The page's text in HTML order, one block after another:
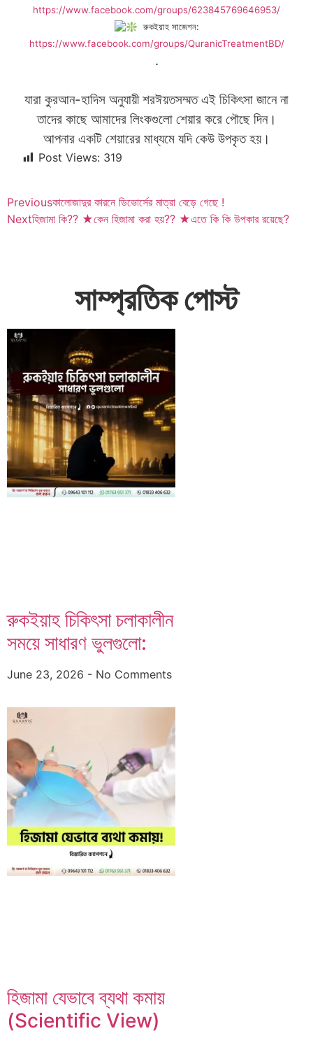
https://www.facebook.com/groups/623845769646953/
রুকইয়াহ সাজেশন:
https://www.facebook.com/groups/QuranicTreatmentBD/
.
যারা কুরআন-হাদিস অনুযায়ী শরঈয়তসম্মত এই চিকিৎসা জানে না
তাদের কাছে আমাদের লিংকগুলো শেয়ার করে পৌছে দিন।
আপনার একটি শেয়ারের মাধ্যমে যদি কেউ উপকৃত হয়।
Post Views: 319
Previousকালোজাদুর কারনে ডিভোর্সের মাত্রা বেড়ে গেছে !
Nextহিজামা কি?? ★কেন হিজামা করা হয়?? ★এতে কি কি উপকার রয়েছে?
সাম্প্রতিক পোস্ট
রুকইয়াহ চিকিৎসা চলাকালীন
সময়ে সাধারণ ভুলগুলো:
June 23, 2026 No Comments
হিজামা যেভাবে ব্যথা কমায়
(Scientific View)